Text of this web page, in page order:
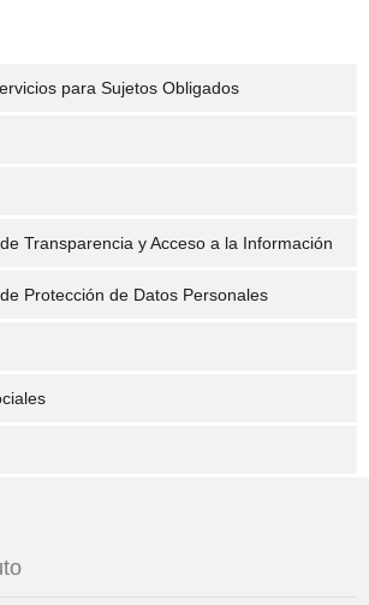
para Sujetos Obligados
Transparencia y Acceso a la Información
Protección de Datos Personales